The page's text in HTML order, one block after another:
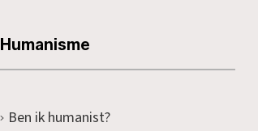
Humanisme
Ben ik humanist?